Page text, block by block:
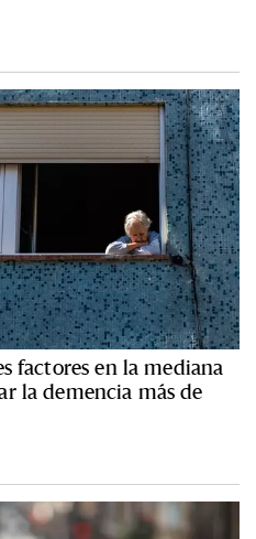
factores en la mediana
la demencia más de